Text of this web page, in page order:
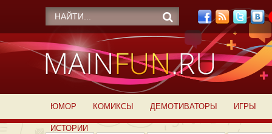
ЮМОР КОМИКСЫ ДЕМОТИВАТОРЫ ИГРЫ
ИСТОРИИ